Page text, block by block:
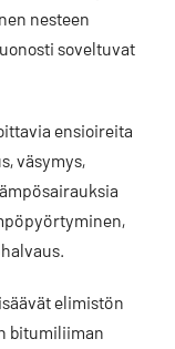
nesteen
soveltuvat
ensioireita
väsymys,
elimistön
bitumiliiman